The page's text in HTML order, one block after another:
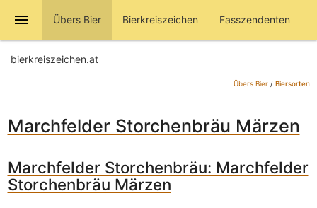
menu Übers Bier Bierkreiszeichen Fasszendenten
bierkreiszeichen.at
Übers Bier/ Biersorten
Marchfelder Storchenbräu Märzen
Marchfelder Storchenbräu: Marchfelder
Storchenbräu Märzen